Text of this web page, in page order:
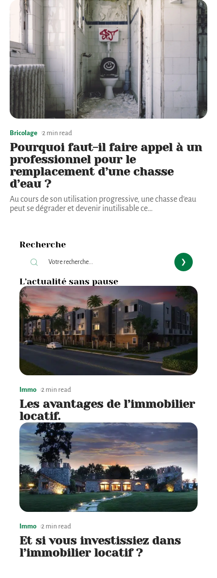
Bricolage 2 min read
Pourquoi faut-il faire appel à un
professionnel pour le
remplacement d’une chasse
d’eau ?
Au cours de son utilisation progressive, une chasse d’eau
peut se dégrader et devenir inutilisable ce…
Recherche
L’actualité sans pause
Immo 2 min read
Les avantages de l’immobilier
locatif.
Immo 2 min read
Et si vous investissiez dans
l’immobilier locatif ?